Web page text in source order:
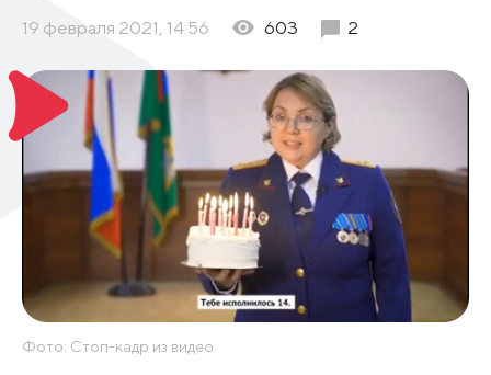
19 февраля 2021, 14:56 603 2
Фото: Стоп-кадр из видео